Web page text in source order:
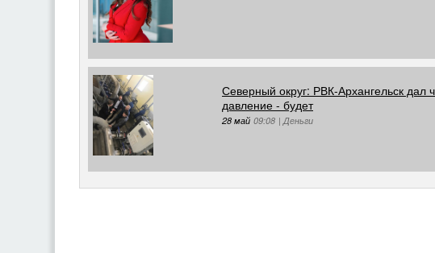
Северный округ: РВК-Архангельск дал
давление - будет
28 май 09:08 |Деньги